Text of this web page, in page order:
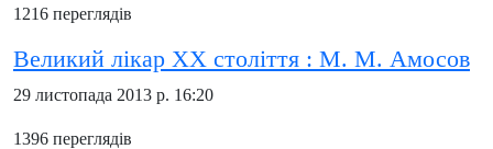
1216 переглядів
Великий лікар ХХ століття : М. М. Амосов
29 листопада 2013 р. 16:20
1396 переглядів